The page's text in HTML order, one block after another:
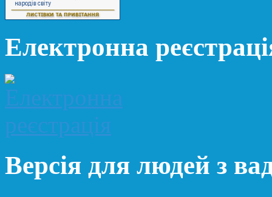
Електронна
Версія для людей з